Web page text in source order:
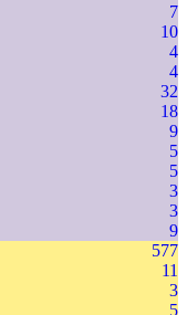
7
10
4
4
32
18
9
5
5
3
3
9
577
11
3
5